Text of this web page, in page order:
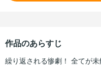
作品のあらすじ
繰り返される惨劇！ 全てが